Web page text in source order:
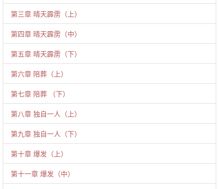
第三章 晴天霹雳（上）
第四章 晴天霹雳（中）
第五章 晴天霹雳（下）
第六章 陪葬（上）
第七章 陪葬 （下）
第八章 独自一人（上）
第九章 独自一人（下）
第十章 爆发（上）
第十一章 爆发（中）